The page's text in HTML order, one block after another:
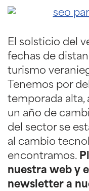
El solsticio del
fechas de
turismo
Tenemos por
temporada alta,
un año de
del sector se
al cambio
encontramos.
nuestra web y
newsletter a